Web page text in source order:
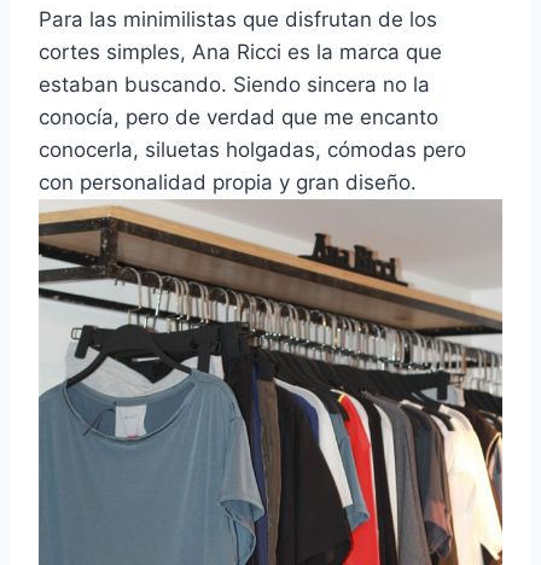
Para las minimilistas que disfrutan de los
cortes simples, Ana Ricci es la marca que
estaban buscando. Siendo sincera no la
conocía, pero de verdad que me encanto
conocerla, siluetas holgadas, cómodas pero
con personalidad propia y gran diseño.